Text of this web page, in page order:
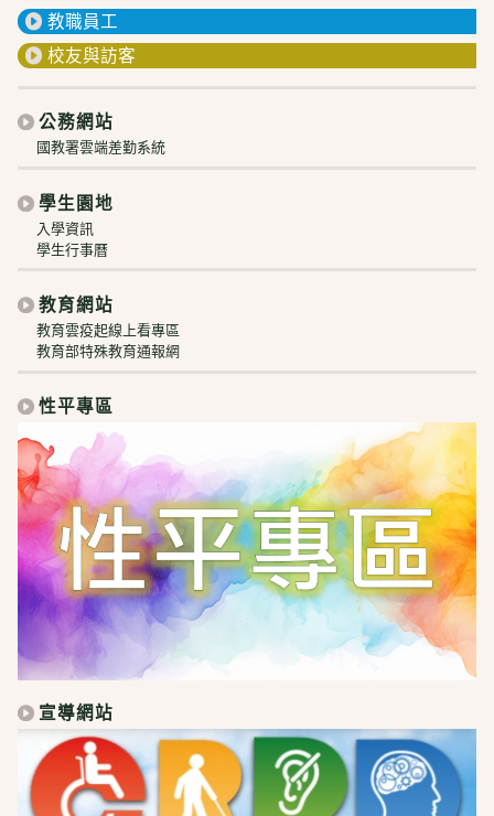
教職員工
校友與訪客
公務網站
國教署雲端差勤系統
學生園地
入學資訊
學生行事曆
教育網站
教育雲疫起線上看專區
教育部特殊教育通報網
性平專區
宣導網站